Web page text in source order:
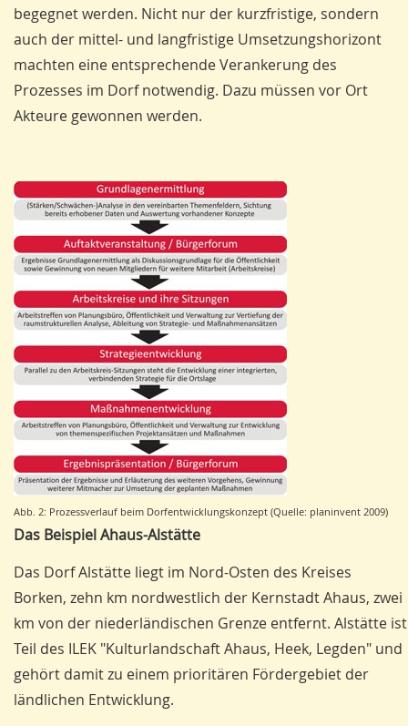
begegnet werden. Nicht nur der kurzfris­tige, sondern
auch der mittel- und langfristige Umsetzungshorizont
machten eine entsprechende Verankerung des
Prozesses im Dorf notwendig. Dazu müssen vor Ort
Akteure gewonnen werden.
Abb. 2: Prozessverlauf beim Dorfentwicklungskonzept (Quelle: planinvent 2009)
Das Beispiel Ahaus-Alstätte
Das Dorf Alstätte liegt im Nord-Osten des Kreises
Borken, zehn km nordwestlich der Kernstadt Ahaus, zwei
km von der niederländischen Grenze entfernt. Alstätte ist
Teil des ILEK "Kulturlandschaft Ahaus, Heek, Legden" und
gehört damit zu einem prioritären Fördergebiet der
ländlichen Entwicklung.